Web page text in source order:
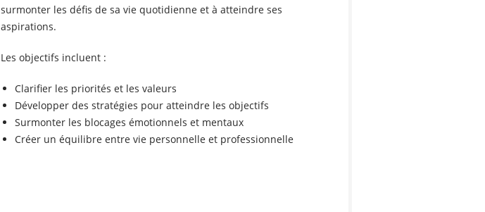
surmonter les défis de sa vie quotidienne et à atteindre ses
aspirations.
Les objectifs incluent :
Clarifier les priorités et les valeurs
Développer des stratégies pour atteindre les objectifs
Surmonter les blocages émotionnels et mentaux
Créer un équilibre entre vie personnelle et professionnelle